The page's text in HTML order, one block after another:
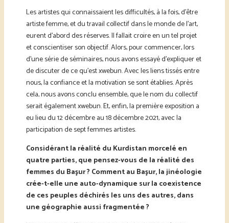
Les artistes qui connaissaient les difficultés, à la fois, d’être
artiste femme, et du travail collectif dans le monde de l’art,
eurent d’abord des réserves. Il fallait croire en un tel projet
et conscientiser son objectif. Alors, pour commencer, lors
d’une série de séminaires, nous avons essayé d’expliquer et
de discuter de ce qu’est xwebun. Avec les liens tissés entre
nous, la confiance et la motivation se sont établies. Après
cela, nous avons conclu ensemble, que le nom du collectif
serait également xwebun. Et, enfin, la première exposition a
eu lieu du 12 décembre au 18 décembre 2021, avec la
participation de sept femmes artistes.
Considérant la réalité du Kurdistan morcelé en
quatre parties, que pensez-vous de la réalité des
femmes du Başur ? Comment au Başur, la jinéologie
crée-t-elle une auto-dynamique sur la coexistence
de ces peuples déchirés les uns des autres, dans
une géographie aussi fragmentée ?